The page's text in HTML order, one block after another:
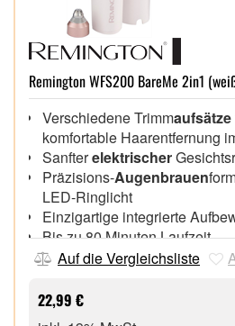
Remington WFS200 BareMe 2in1
Verschiedene Trimmaufsätze
komfortable Haarentfernung
Sanfterelektrischer
Präzisions-Augenbrauen
LED-Ringlicht
Einzigartige integrierte
Bis zu 80 Minuten Laufzeit,
Schnelle Ladezeit von 90
Hypoallergen mit Klingen aus
Abwaschbare
Auf die Vergleichsliste
22,99 €